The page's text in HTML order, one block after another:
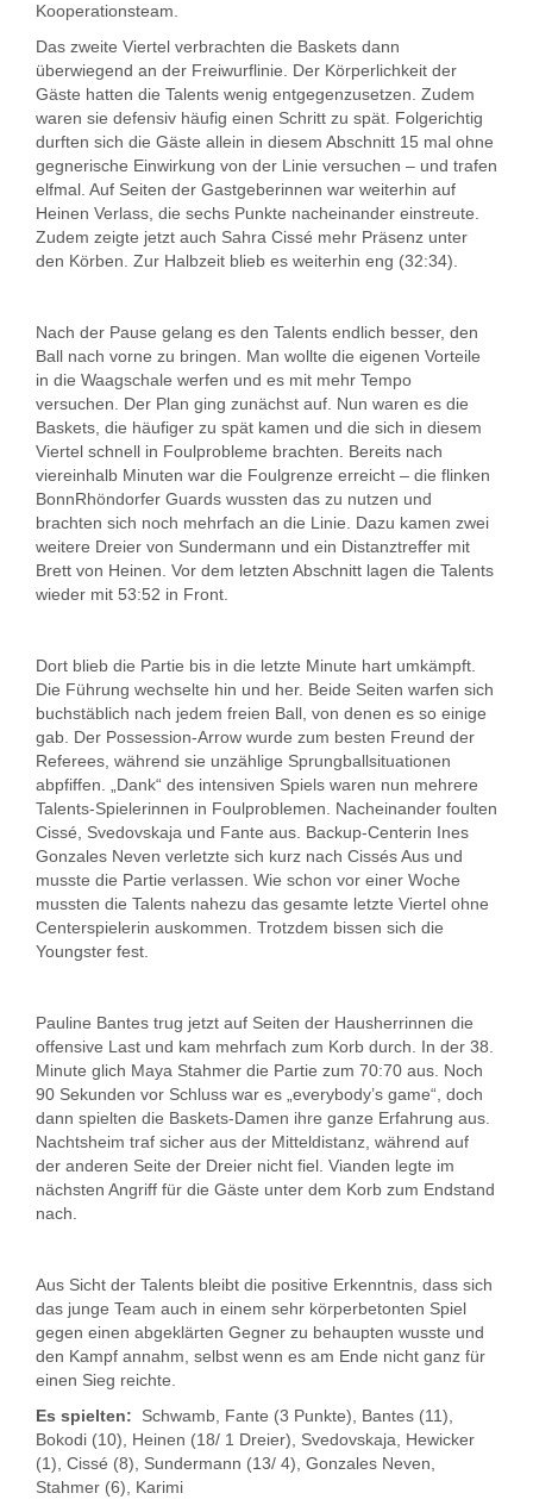
Kooperationsteam.
Das zweite Viertel verbrachten die Baskets dann
überwiegend an der Freiwurflinie. Der Körperlichkeit der
Gäste hatten die Talents wenig entgegenzusetzen. Zudem
waren sie defensiv häufig einen Schritt zu spät. Folgerichtig
durften sich die Gäste allein in diesem Abschnitt 15 mal ohne
gegnerische Einwirkung von der Linie versuchen – und trafen
elfmal. Auf Seiten der Gastgeberinnen war weiterhin auf
Heinen Verlass, die sechs Punkte nacheinander einstreute.
Zudem zeigte jetzt auch Sahra Cissé mehr Präsenz unter
den Körben. Zur Halbzeit blieb es weiterhin eng (32:34).
Nach der Pause gelang es den Talents endlich besser, den
Ball nach vorne zu bringen. Man wollte die eigenen Vorteile
in die Waagschale werfen und es mit mehr Tempo
versuchen. Der Plan ging zunächst auf. Nun waren es die
Baskets, die häufiger zu spät kamen und die sich in diesem
Viertel schnell in Foulprobleme brachten. Bereits nach
viereinhalb Minuten war die Foulgrenze erreicht – die flinken
BonnRhöndorfer Guards wussten das zu nutzen und
brachten sich noch mehrfach an die Linie. Dazu kamen zwei
weitere Dreier von Sundermann und ein Distanztreffer mit
Brett von Heinen. Vor dem letzten Abschnitt lagen die Talents
wieder mit 53:52 in Front.
Dort blieb die Partie bis in die letzte Minute hart umkämpft.
Die Führung wechselte hin und her. Beide Seiten warfen sich
buchstäblich nach jedem freien Ball, von denen es so einige
gab. Der Possession-Arrow wurde zum besten Freund der
Referees, während sie unzählige Sprungballsituationen
abpfiffen. „Dank“ des intensiven Spiels waren nun mehrere
Talents-Spielerinnen in Foulproblemen. Nacheinander foulten
Cissé, Svedovskaja und Fante aus. Backup-Centerin Ines
Gonzales Neven verletzte sich kurz nach Cissés Aus und
musste die Partie verlassen. Wie schon vor einer Woche
mussten die Talents nahezu das gesamte letzte Viertel ohne
Centerspielerin auskommen. Trotzdem bissen sich die
Youngster fest.
Pauline Bantes trug jetzt auf Seiten der Hausherrinnen die
offensive Last und kam mehrfach zum Korb durch. In der 38.
Minute glich Maya Stahmer die Partie zum 70:70 aus. Noch
90 Sekunden vor Schluss war es „everybody’s game“, doch
dann spielten die Baskets-Damen ihre ganze Erfahrung aus.
Nachtsheim traf sicher aus der Mitteldistanz, während auf
der anderen Seite der Dreier nicht fiel. Vianden legte im
nächsten Angriff für die Gäste unter dem Korb zum Endstand
nach.
Aus Sicht der Talents bleibt die positive Erkenntnis, dass sich
das junge Team auch in einem sehr körperbetonten Spiel
gegen einen abgeklärten Gegner zu behaupten wusste und
den Kampf annahm, selbst wenn es am Ende nicht ganz für
einen Sieg reichte.
Es spielten:
Schwamb, Fante (3 Punkte), Bantes (11),
Bokodi (10), Heinen (18/ 1 Dreier), Svedovskaja, Hewicker
(1), Cissé (8), Sundermann (13/ 4), Gonzales Neven,
Stahmer (6), Karimi